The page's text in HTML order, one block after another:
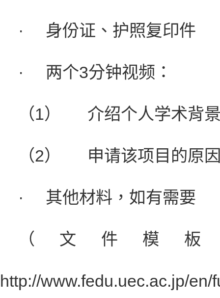
· 身份证、护照复印件
· 两个3分钟视频：
（1） 介绍个人学术背
（2） 申请该项目的原
· 其他材料，如有需要
（文件模
http://www.fedu.uec.ac.jp/